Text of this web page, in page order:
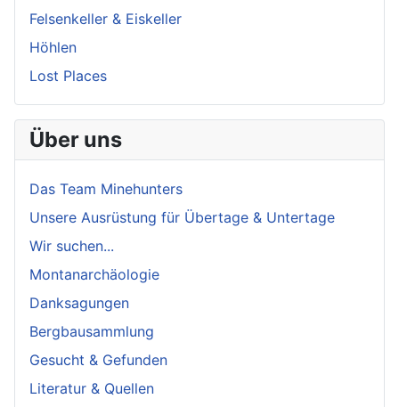
Felsenkeller & Eiskeller
Höhlen
Lost Places
Über uns
Das Team Minehunters
Unsere Ausrüstung für Übertage & Untertage
Wir suchen...
Montanarchäologie
Danksagungen
Bergbausammlung
Gesucht & Gefunden
Literatur & Quellen